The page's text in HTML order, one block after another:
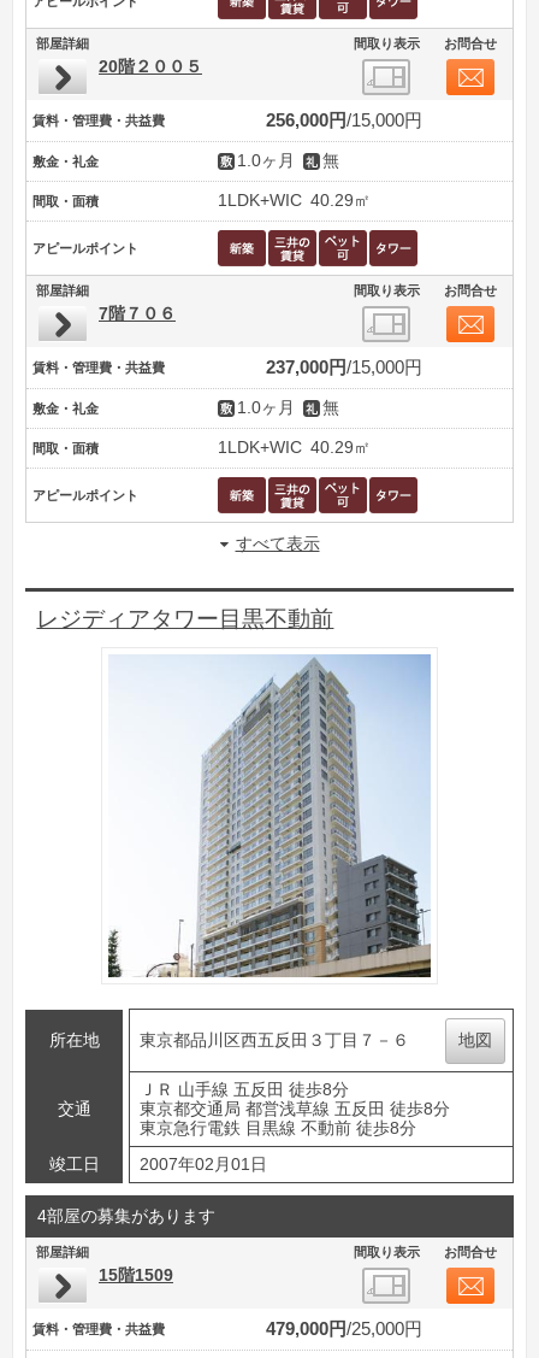
部屋詳細 間取り表示 お問合せ
20階２００５
賃料・管理費・共益費 256,000円 15,000円
敷金・礼金 1.0ヶ月 無
間取・面積 1LDK+WIC 40.29㎡
アピールポイント
部屋詳細 間取り表示 お問合せ
7階７０６
賃料・管理費・共益費 237,000円 15,000円
敷金・礼金 1.0ヶ月 無
間取・面積 1LDK+WIC 40.29㎡
アピールポイント
すべて表示
レジディアタワー目黒不動前
所在地 東京都品川区西五反田３丁目７－６ 地図
交通
ＪＲ 山手線 五反田 徒歩8分
東京都交通局 都営浅草線 五反田 徒歩8分
東京急行電鉄 目黒線 不動前 徒歩8分
竣工日
2007年02月01日
4部屋の募集があります
部屋詳細 間取り表示 お問合せ
15階1509
賃料・管理費・共益費 479,000円 25,000円